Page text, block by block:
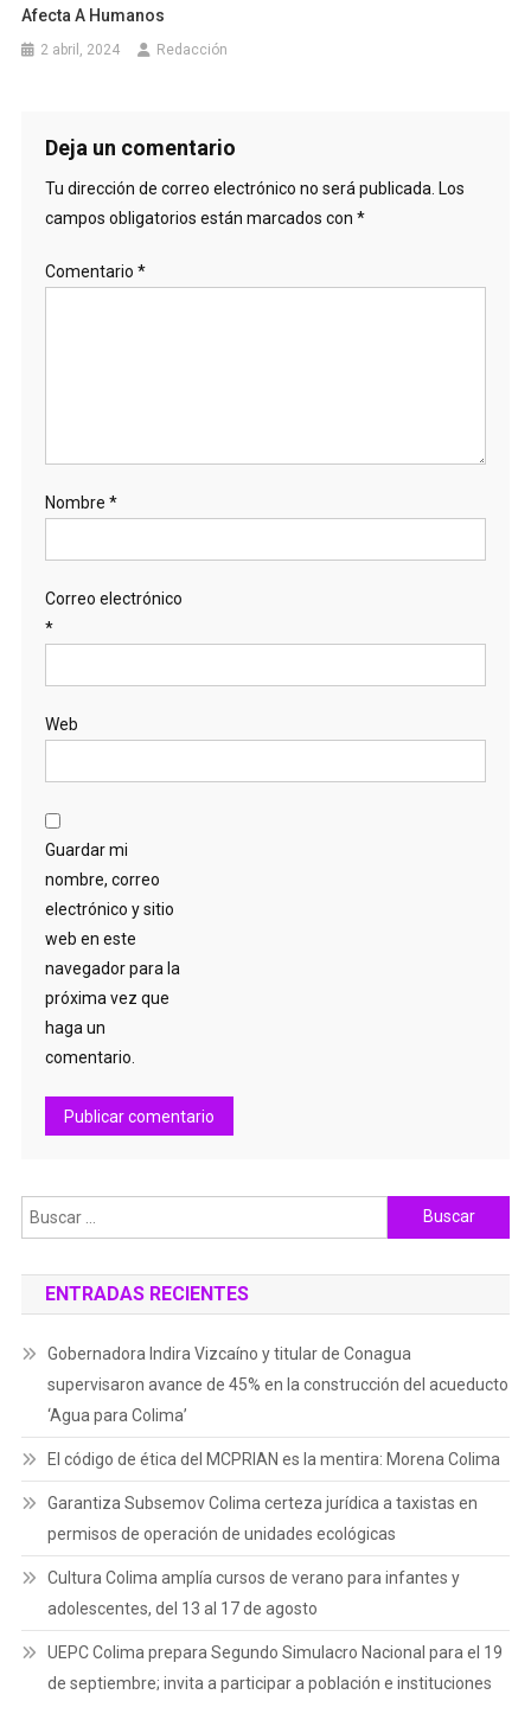
Afecta A Humanos
2 abril, 2024 Redacción
Deja un comentario
Tu dirección de correo electrónico no será publicada. Los
campos obligatorios están marcados con *
Comentario *
Nombre *
Correo electrónico
*
Web
Guardar mi
nombre, correo
electrónico y sitio
web en este
navegador para la
próxima vez que
haga un
comentario.
Buscar:
ENTRADAS RECIENTES
Gobernadora Indira Vizcaíno y titular de Conagua
supervisaron avance de 45% en la construcción del acueducto
‘Agua para Colima’
El código de ética del MCPRIAN es la mentira: Morena Colima
Garantiza Subsemov Colima certeza jurídica a taxistas en
permisos de operación de unidades ecológicas
Cultura Colima amplía cursos de verano para infantes y
adolescentes, del 13 al 17 de agosto
UEPC Colima prepara Segundo Simulacro Nacional para el 19
de septiembre; invita a participar a población e instituciones